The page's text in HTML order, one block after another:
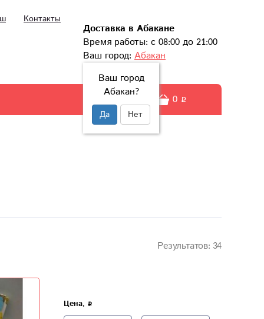
Контакты
Доставка в Абакане
Время работы: с 08:00 до 21:00
Ваш город: Абакан
Ваш город
Абакан?
Да Нет
0
Результатов: 34
Цена,